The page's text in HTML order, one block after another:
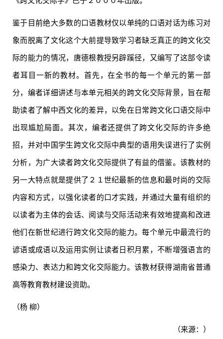
鉴于目前绝大多数的口语教材仅以单纯的口语对话为练习对
象而脱离了文化这个大前提导致学习者缺乏真正的跨文化交
际的能力的情况，唐德根教授另辟蹊径，又编写了这部令读
者耳目一新的教材。首先，在全书的每一个单元的第一部
分，编者详细讲述与本单元相关的跨文化交际背景，旨在帮
助读者了解中西文化的差异，以免在日常跨文化口语交际中
出现尴尬局面。其次，编者还提供了跨文化交际的许多绝
招，并对中国学生跨文化交际中典型的语用失误进行了实例
分析，为广大读者跨文化交际提供了有益的借鉴。该教材的
另一大特点就是提供了２１世纪最新的信息和最时尚的交际
内容和方式，以强化读者的口才实践，并通过大量有组织的
以读者为主体的会话、阅读与交际活动来有效地提高和改进
他们在新世纪进行跨文化交际的能力。每个单元中最流行的
谚语或成语以及运用实例让读者日积月累，不断增强语言的
感染力、表达力和跨文化交际能力。该教材获得湖南省普通
高等教育教材建设资助。
（杨 柳）
（来源：）